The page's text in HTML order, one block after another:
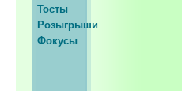
Тосты
Розыгрыши
Фокусы